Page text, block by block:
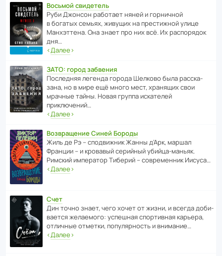
Восьмой свидетель
Руби Джонсон рабо­тает няней и горни­чной
в богатых семьях, живущих на прес­ти­жной улице
Манх­эт­тена. Она знает про них всё. Их распо­рядок
дня…
‹Далее›
ЗАТО: город забвения
После­дняя легенда города Шелково была расска­
зана, но в мире ещё много мест, хранящих свои
мрачные тайны. Новая группа иска­телей
приключений…
‹Далее›
Возвращение Синей Бороды
Жиль де Рэ – спод­ви­жник Жанны д’Арк, маршал
Франции – и кровавый серийный убийца-маньяк.
Римский импе­ратор Тиберий – совре­менник Иисуса…
‹Далее›
Счет
Дин точно знает, чего хочет от жизни, и всегда доби­
ва­ется жела­е­мого: успе­шная спор­ти­вная карьера,
отли­чные отметки, попу­ля­р­ность и внимание…
‹Далее›